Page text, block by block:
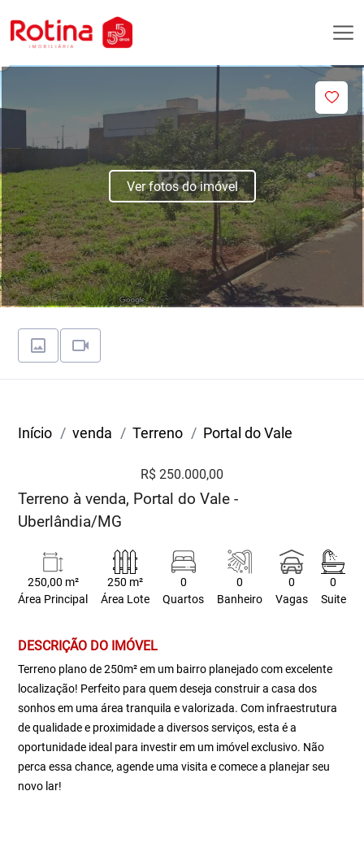
Ver fotos do imóvel
Início venda Terreno Portal do Vale
R$ 250.000,00
Terreno à venda, Portal do Vale -
Uberlândia/MG
250,00 m²
Área Principal
250 m²
Área Lote
0
Quartos
0
Banheiro
0
Vagas
0
Suite
DESCRIÇÃO DO IMÓVEL
Terreno plano de 250m² em um bairro planejado com excelente
localização! Perfeito para quem deseja construir a casa dos
sonhos em uma área tranquila e valorizada. Com infraestrutura
de qualidade e proximidade a diversos serviços, esta é a
oportunidade ideal para investir em um imóvel exclusivo. Não
perca essa chance, agende uma visita e comece a planejar seu
novo lar!